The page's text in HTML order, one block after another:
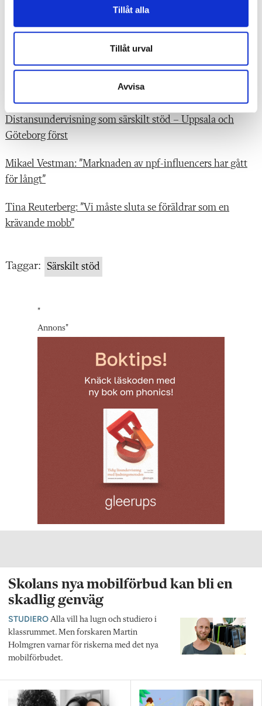
Tillåt alla
Tillåt urval
Avvisa
Tema Åtgärdsprogram: Arbeta med delaktighet på fritids
Distansundervisning som särskilt stöd – Uppsala och
Göteborg först
Mikael Vestman: ”Marknaden av npf-influencers har gått
för långt”
Tina Reuterberg: ”Vi måste sluta se föräldrar som en
krävande mobb”
Taggar: Särskilt stöd
"
Annons"
Skolans nya mobilförbud kan bli en
skadlig genväg
STUDIERO Alla vill ha lugn och studiero i
klassrummet. Men forskaren Martin
Holmgren varnar för riskerna med det nya
mobilförbudet.